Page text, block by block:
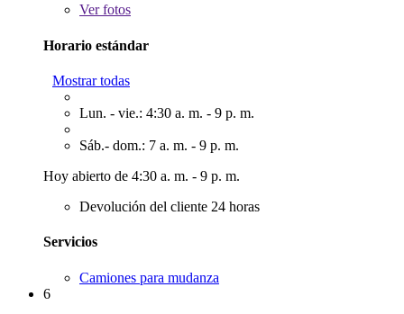
Verfotos
Horario estándar
Mostrar todas
Lun. - vie.: 4:30 a. m. - 9 p. m.
Sáb.- dom.: 7 a. m. - 9 p. m.
Hoy abierto de 4:30 a. m. - 9 p. m.
Devolución del cliente 24 horas
Servicios
Camiones para mudanza
6